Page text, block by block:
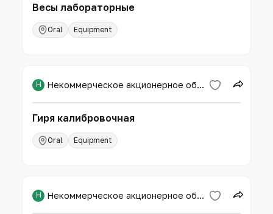
Весы лабораторные
Oral Equipment
Н Некоммерческое акционерное общество «Западно-Казахстанский аграрно-технический университет имени Жангир хана»
Гиря калибровочная
Oral Equipment
Н Некоммерческое акционерное общество «Западно-Казахстанский аграрно-технический университет имени Жангир хана»